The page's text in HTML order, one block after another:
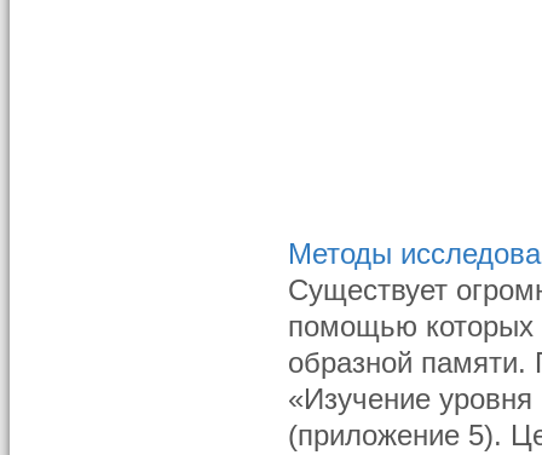
Методы
Cуществует
помощью которых
образной памяти.
«Изучение
(приложение 5).